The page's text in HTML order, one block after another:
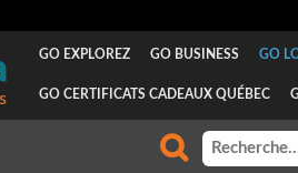
GO EXPLOREZ GO BUSINESS GO
GO CERTIFICATS CADEAUX QUÉBEC